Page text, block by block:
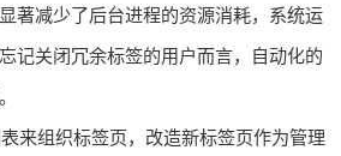
著减少了后台进程的资源消耗，系统运
记关闭冗余标签的用户而言，自动化的
来组织标签页，改造新标签页作为管理